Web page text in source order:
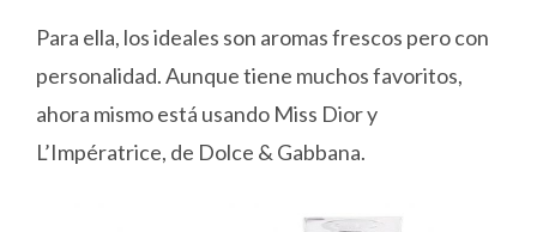
Para ella, los ideales son aromas frescos pero con
personalidad. Aunque tiene muchos favoritos,
ahora mismo está usando Miss Dior y
L’Impératrice, de Dolce & Gabbana.